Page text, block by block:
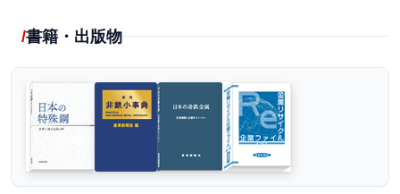
書籍・出版物